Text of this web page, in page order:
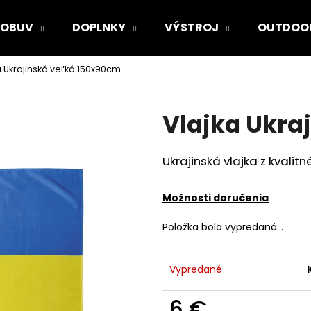
OBUV DOPLNKY VÝSTROJ
Ukrajinská veľká 150x90cm
Vlajka
Ukrajinská vlajka z
Možnosti doručenia
Položka bola vypredaná…
Vypredané
Čo potrebujete nájsť?
HĽADAŤ
Odporúčame